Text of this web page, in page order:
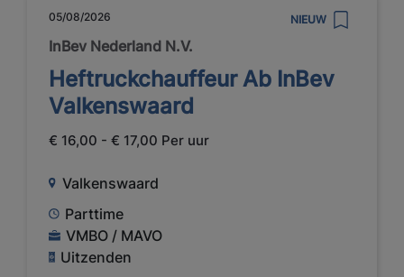
05/08/2026 NIEUW
InBev Nederland N.V.
Heftruckchauffeur Ab InBev
Valkenswaard
€ 16,00 - € 17,00 Per uur
Valkenswaard
Parttime
VMBO / MAVO
Uitzenden